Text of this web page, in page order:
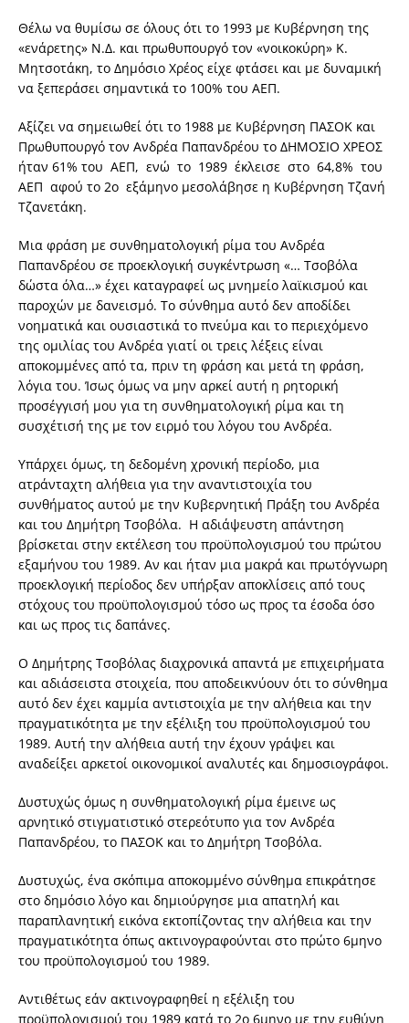
Θέλω να θυμίσω σε όλους ότι το 1993 με Κυβέρνηση της
«ενάρετης» Ν.Δ. και πρωθυπουργό τον «νοικοκύρη» Κ.
Μητσοτάκη, το Δημόσιο Χρέος είχε φτάσει και με δυναμική
να ξεπεράσει σημαντικά το 100% του ΑΕΠ.
Αξίζει να σημειωθεί ότι το 1988 με Κυβέρνηση ΠΑΣΟΚ και
Πρωθυπουργό τον Ανδρέα Παπανδρέου το ΔΗΜΟΣΙΟ ΧΡΕΟΣ
ήταν 61% του ΑΕΠ, ενώ το 1989 έκλεισε στο 64,8% του
ΑΕΠ αφού το 2ο εξάμηνο μεσολάβησε η Κυβέρνηση Τζανή
Τζανετάκη.
Μια φράση με συνθηματολογική ρίμα του Ανδρέα
Παπανδρέου σε προεκλογική συγκέντρωση «… Τσοβόλα
δώστα όλα…» έχει καταγραφεί ως μνημείο λαϊκισμού και
παροχών με δανεισμό. Το σύνθημα αυτό δεν αποδίδει
νοηματικά και ουσιαστικά το πνεύμα και το περιεχόμενο
της ομιλίας του Ανδρέα γιατί οι τρεις λέξεις είναι
αποκομμένες από τα, πριν τη φράση και μετά τη φράση,
λόγια του. Ίσως όμως να μην αρκεί αυτή η ρητορική
προσέγγισή μου για τη συνθηματολογική ρίμα και τη
συσχέτισή της με τον ειρμό του λόγου του Ανδρέα.
Υπάρχει όμως, τη δεδομένη χρονική περίοδο, μια
ατράνταχτη αλήθεια για την αναντιστοιχία του
συνθήματος αυτού με την Κυβερνητική Πράξη του Ανδρέα
και του Δημήτρη Τσοβόλα. Η αδιάψευστη απάντηση
βρίσκεται στην εκτέλεση του προϋπολογισμού του πρώτου
εξαμήνου του 1989. Αν και ήταν μια μακρά και πρωτόγνωρη
προεκλογική περίοδος δεν υπήρξαν αποκλίσεις από τους
στόχους του προϋπολογισμού τόσο ως προς τα έσοδα όσο
και ως προς τις δαπάνες.
Ο Δημήτρης Τσοβόλας διαχρονικά απαντά με επιχειρήματα
και αδιάσειστα στοιχεία, που αποδεικνύουν ότι το σύνθημα
αυτό δεν έχει καμμία αντιστοιχία με την αλήθεια και την
πραγματικότητα με την εξέλιξη του προϋπολογισμού του
1989. Αυτή την αλήθεια αυτή την έχουν γράψει και
αναδείξει αρκετοί οικονομικοί αναλυτές και δημοσιογράφοι.
Δυστυχώς όμως η συνθηματολογική ρίμα έμεινε ως
αρνητικό στιγματιστικό στερεότυπο για τον Ανδρέα
Παπανδρέου, το ΠΑΣΟΚ και το Δημήτρη Τσοβόλα.
Δυστυχώς, ένα σκόπιμα αποκομμένο σύνθημα επικράτησε
στο δημόσιο λόγο και δημιούργησε μια απατηλή και
παραπλανητική εικόνα εκτοπίζοντας την αλήθεια και την
πραγματικότητα όπως ακτινογραφούνται στο πρώτο 6μηνο
του προϋπολογισμού του 1989.
Αντιθέτως εάν ακτινογραφηθεί η εξέλιξη του
προϋπολογισμού του 1989 κατά το 2ο 6μηνο με την ευθύνη